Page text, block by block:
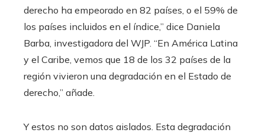
derecho ha empeorado en 82 países, o el 59% de
los países incluidos en el índice,” dice Daniela
Barba, investigadora del WJP. “En América Latina
y el Caribe, vemos que 18 de los 32 países de la
región vivieron una degradación en el Estado de
derecho,” añade.
Y estos no son datos aislados. Esta degradación